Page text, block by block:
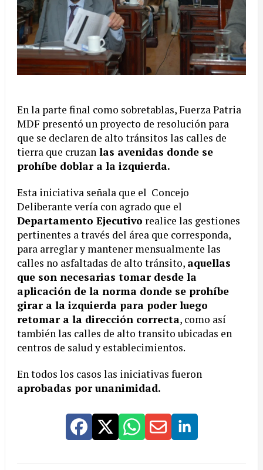
En la parte final como sobretablas, Fuerza Patria
MDF presentó un proyecto de resolución para
que se declaren de alto tránsitos las calles de
tierra que cruzan las avenidas donde se
prohíbe doblar a la izquierda.
Esta iniciativa señala que el Concejo
Deliberante vería con agrado que el
Departamento Ejecutivo realice las gestiones
pertinentes a través del área que corresponda,
para arreglar y mantener mensualmente las
calles no asfaltadas de alto tránsito, aquellas
que son necesarias tomar desde la
aplicación de la norma donde se prohíbe
girar a la izquierda para poder luego
retomar a la dirección correcta, como así
también las calles de alto transito ubicadas en
centros de salud y establecimientos.
En todos los casos las iniciativas fueron
aprobadas por unanimidad.